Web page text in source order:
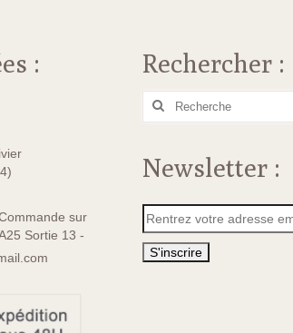
:
sur
Sortie 13 -
Rechercher :
Rechercher
Newsletter :